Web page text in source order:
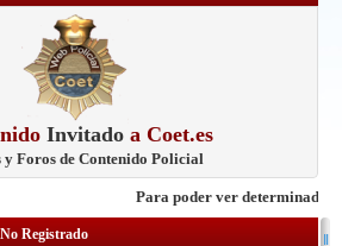
Invitado a Coet.es
y Foros de Contenido Policial
Para poder ver determinados
Registrado